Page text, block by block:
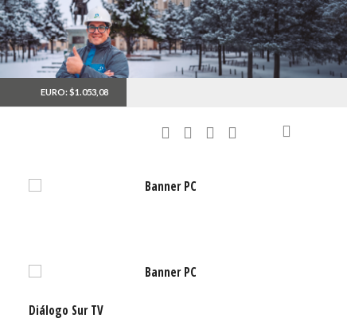
EURO: $1.053,08
Diálogo Sur TV